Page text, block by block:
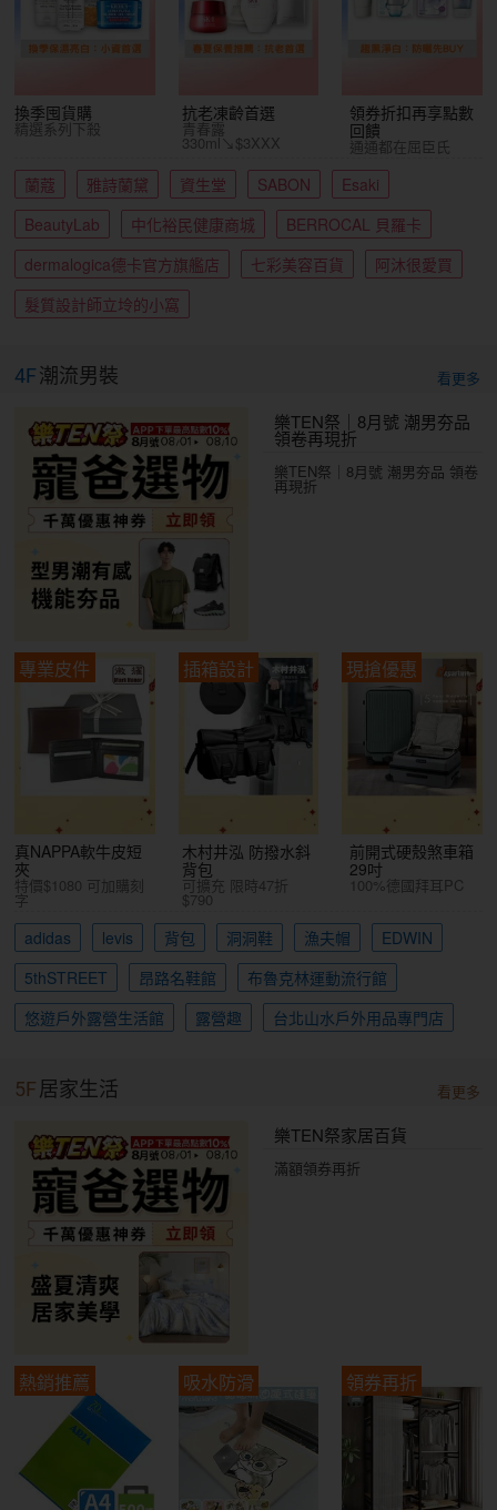
換季囤貨購
精選系列下殺
抗老凍齡首選
青春露
330ml↘$3XXX
領券折扣再享點數
回饋
通通都在屈臣氏
蘭蔻 雅詩蘭黛 資生堂 SABON
Esaki
BeautyLab
中化裕民健康商城
BERROCAL 貝羅卡
dermalogica德卡官方旗艦店
七彩美容百貨
阿沐很愛買
髮質設計師立坽的小窩
4F潮流男裝 看更多
樂TEN祭｜8月號 潮男夯品
領卷再現折
樂TEN祭｜8月號 潮男夯品 領卷
再現折
專業皮件
真NAPPA軟牛皮短
夾
特價$1080 可加購刻
字
插箱設計
木村井泓 防撥水斜
背包
可擴充 限時47折
$790
現搶優惠
前開式硬殼煞車箱
29吋
100%德國拜耳PC
adidas levis 背包 洞洞鞋 漁夫帽
EDWIN
5thSTREET
昂路名鞋館
布魯克林運動流行館
悠遊戶外露營生活館
露營趣 台北山水戶外用品專門店
5F 居家生活 看更多
樂TEN祭家居百貨
滿額領券再折
熱銷推薦 吸水防滑 領券再折